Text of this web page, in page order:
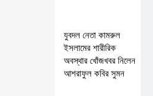
যুবদল নেতা কামরুল
ইসলামের শারীরিক
অবস্থার খোঁজখবর নিলেন
আশরাফুল কবির সুমন